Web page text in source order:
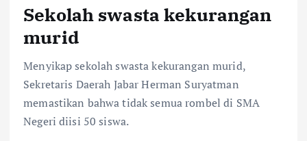
Sekolah swasta kekurangan
murid
Menyikap sekolah swasta kekurangan murid,
Sekretaris Daerah Jabar Herman Suryatman
memastikan bahwa tidak semua rombel di SMA
Negeri diisi 50 siswa.